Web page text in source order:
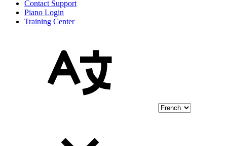
Contact Support
Piano Login
Training Center